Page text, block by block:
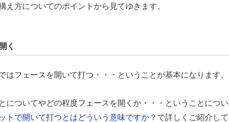
え方についてのポイントから見てゆきます。
く
はフェースを開いて打つ・・・ということが基本になります。
についてやどの程度フェースを開くか・・・ということについ
トで開いて打つとはどういう意味ですか？ で詳しくご紹介して